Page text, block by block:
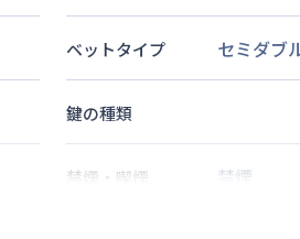
ベットタイプ セミダブ
鍵の種類
禁煙・喫煙 禁煙